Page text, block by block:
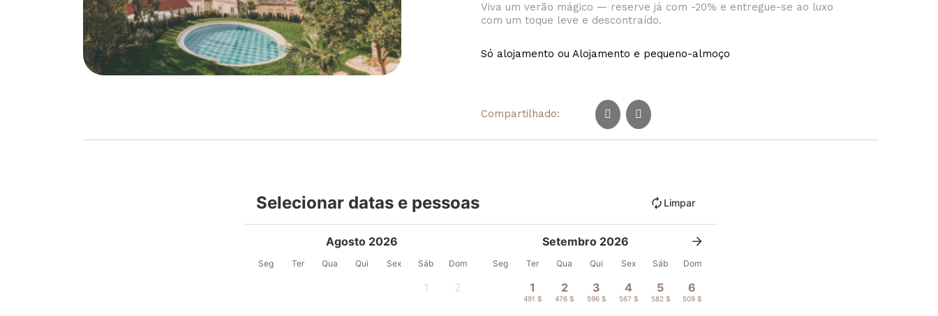
Viva um verão mágico — reserve já com -20% e entregue-se ao luxo
com um toque leve e descontraído.
Só alojamento ou Alojamento e pequeno-almoço
Compartilhado:
Selecionar datas e pessoas Limpar
Agosto 2026
Seg Ter Qua Qui Sex Sáb Dom
1 2
Setembro 2026
Seg Ter Qua Qui Sex Sáb Dom
1
491 $
2
476 $
3
596 $
4
567 $
5
582 $
6
509 $